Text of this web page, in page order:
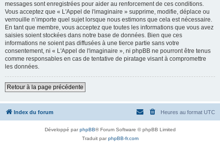
messages sont enregistrées pour aider au renforcement de ces conditions.
Vous acceptez que « L'Appel de l'imaginaire » supprime, modifie, déplace ou
verrouille n’importe quel sujet lorsque nous estimons que cela est nécessaire.
En tant que membre, vous acceptez que toutes les informations que vous avez
saisies soient stockées dans notre base de données. Bien que ces
informations ne soient pas diffusées à une tierce partie sans votre
consentement, ni « L'Appel de l'imaginaire », ni phpBB ne pourront être tenus
comme responsables en cas de tentative de piratage visant à compromettre
les données.
Retour à la page précédente
Index du forum Heures au format UTC
Développé parphpBB® Forum Software © phpBB Limited
Traduit parphpBB-fr.com